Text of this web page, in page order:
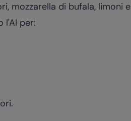
mozzarella di bufala, limoni e
l'AI per: